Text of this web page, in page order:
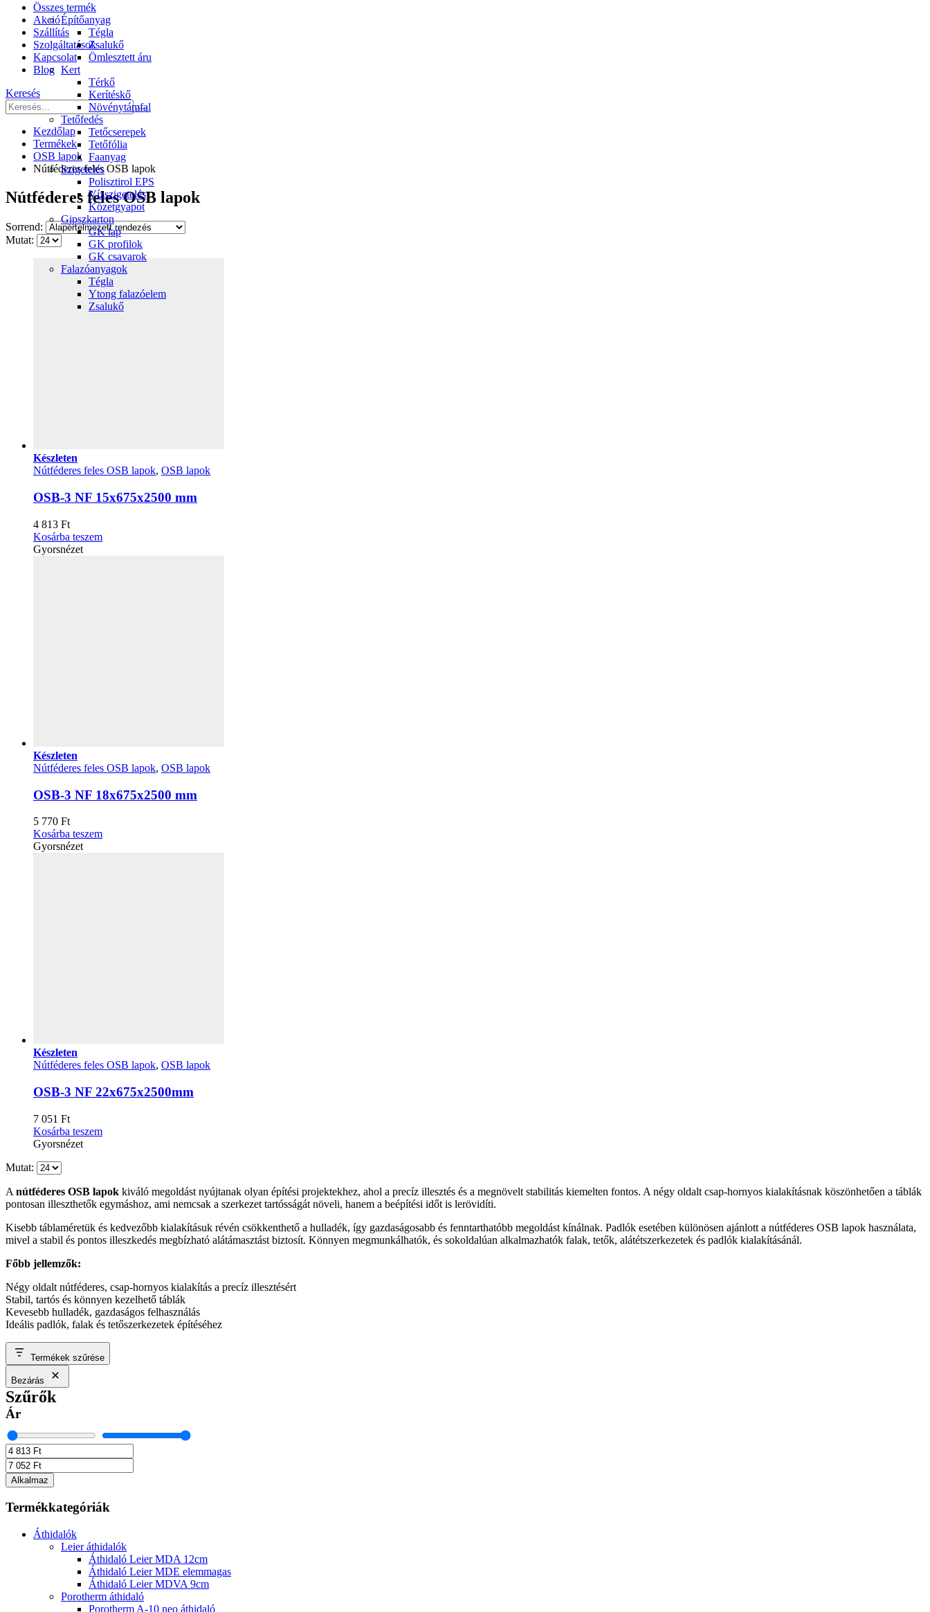
Összes termék
Építőanyag
Tégla
Zsalukő
Ömlesztett áru
Kert
Térkő
Kerítéskő
Növénytámfal
Tetőfedés
Tetőcserepek
Tetőfólia
Faanyag
Szigetelés
Polisztirol EPS
Vízszigetelés
Kőzetgyapot
Gipszkarton
GK lap
GK profilok
GK csavarok
Falazóanyagok
Tégla
Ytong falazóelem
Zsalukő
Akció
Szállítás
Szolgáltatások
Kapcsolat
Blog
Keresés
Kezdőlap
Termékek
OSB lapok
Nútféderes feles OSB lapok
Nútféderes feles OSB lapok
Sorrend:
Mutat:
Készleten
Nútféderes feles OSB lapok, OSB lapok
OSB-3 NF 15x675x2500 mm
4 813 Ft
Kosárba teszem
Gyorsnézet
Készleten
Nútféderes feles OSB lapok, OSB lapok
OSB-3 NF 18x675x2500 mm
5 770 Ft
Kosárba teszem
Gyorsnézet
Készleten
Nútféderes feles OSB lapok, OSB lapok
OSB-3 NF 22x675x2500mm
7 051 Ft
Kosárba teszem
Gyorsnézet
Mutat:
A nútféderes OSB lapok kiváló megoldást nyújtanak olyan építési projektekhez, ahol a precíz illesztés és a megnövelt stabilitás kiemelten fontos. A négy oldalt csap-hornyos kialakításnak köszönhetően a táblák
pontosan illeszthetők egymáshoz, ami nemcsak a szerkezet tartósságát növeli, hanem a beépítési időt is lerövidíti.
Kisebb táblaméretük és kedvezőbb kialakításuk révén csökkenthető a hulladék, így gazdaságosabb és fenntarthatóbb megoldást kínálnak. Padlók esetében különösen ajánlott a nútféderes OSB lapok használata,
mivel a stabil és pontos illeszkedés megbízható alátámasztást biztosít. Könnyen megmunkálhatók, és sokoldalúan alkalmazhatók falak, tetők, alátétszerkezetek és padlók kialakításánál.
Főbb jellemzők:
Négy oldalt nútféderes, csap-hornyos kialakítás a precíz illesztésért
Stabil, tartós és könnyen kezelhető táblák
Kevesebb hulladék, gazdaságos felhasználás
Ideális padlók, falak és tetőszerkezetek építéséhez
Termékek szűrése
Bezárás
Szűrők
Ár
Alkalmaz
Termékkategóriák
Áthidalók
Leier áthidalók
Áthidaló Leier MDA 12cm
Áthidaló Leier MDE elemmagas
Áthidaló Leier MDVA 9cm
Porotherm áthidaló
Porotherm A-10 neo áthidaló